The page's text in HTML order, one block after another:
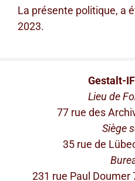
La présente politique, a
2023.
Gestalt-
Lieu de
77 rue des
Siège
35 rue de
231 rue Paul Doumer